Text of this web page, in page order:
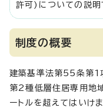
許可)についての説明
制度の概要
建築基準法第55条第1
第2種低層住居専用地
ートルを超えてはいけ